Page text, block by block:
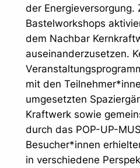
der Energieversorgung.
Bastelworkshops
dem Nachbar
auseinanderzusetzen.
mit den
umgesetzten
Kraftwerk sowie
durch das POP-UP-
Besucher*innen
in verschiedene